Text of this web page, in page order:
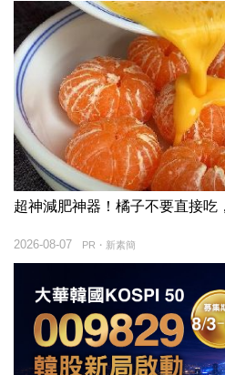
超神減肥神器！橘子不要直接吃
PR・新素簡
2026-08-07